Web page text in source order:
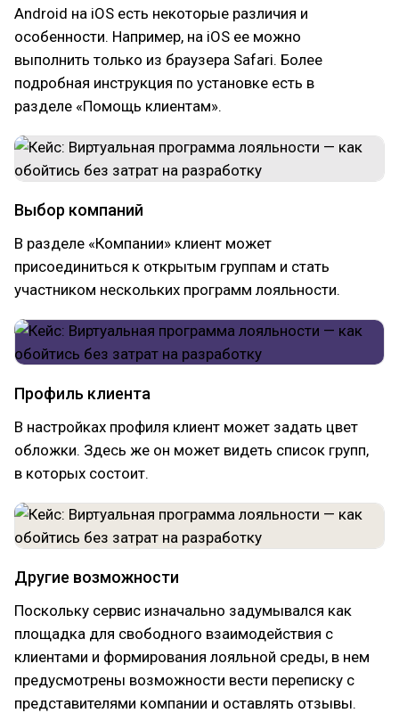
Android на iOS есть некоторые различия и
особенности. Например, на iOS ее можно
выполнить только из браузера Safari. Более
подробная инструкция по установке есть в
разделе «Помощь клиентам».
Выбор компаний
В разделе «Компании» клиент может
присоединиться к открытым группам и стать
участником нескольких программ лояльности.
Профиль клиента
В настройках профиля клиент может задать цвет
обложки. Здесь же он может видеть список групп,
в которых состоит.
Другие возможности
Поскольку сервис изначально задумывался как
площадка для свободного взаимодействия с
клиентами и формирования лояльной среды, в нем
предусмотрены возможности вести переписку с
представителями компании и оставлять отзывы.